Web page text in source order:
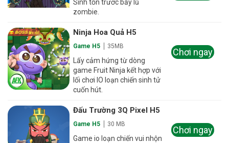
Sinh tồn trước bầy lũ
zombie.
Ninja Hoa Quả H5
Game H5 35MB
Lấy cảm hứng từ dòng
game Fruit Ninja kết hợp với
lối chơi IO loạn chiến sinh tử
cuốn hút.
Chơi ngay
Đấu Trường 3Q Pixel H5
Game H5 30 MB
Game io loạn chiến vui nhộn
Chơi ngay